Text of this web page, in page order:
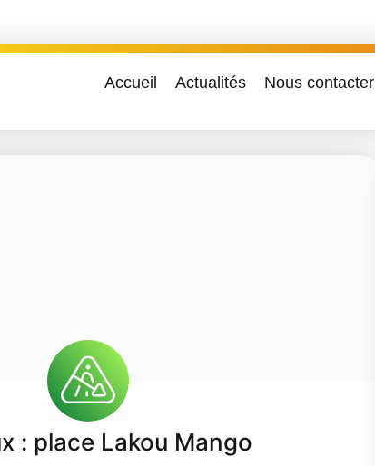
Accueil Actualités Nous contacter
: place Lakou Mango